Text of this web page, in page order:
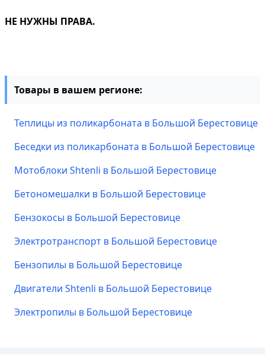
НЕ НУЖНЫ ПРАВА.
Товары в вашем регионе:
Теплицы из поликарбоната в Большой Берестовице
Беседки из поликарбоната в Большой Берестовице
Мотоблоки Shtenli в Большой Берестовице
Бетономешалки в Большой Берестовице
Бензокосы в Большой Берестовице
Электротранспорт в Большой Берестовице
Бензопилы в Большой Берестовице
Двигатели Shtenli в Большой Берестовице
Электропилы в Большой Берестовице